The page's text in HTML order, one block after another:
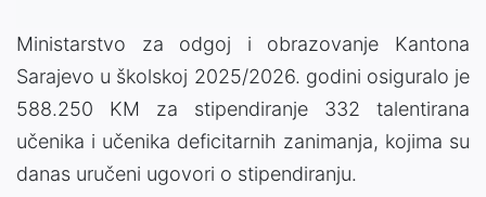
Ministarstvo za odgoj i obrazovanje Kantona
Sarajevo u školskoj 2025/2026. godini osiguralo je
588.250 KM za stipendiranje 332 talentirana
učenika i učenika deficitarnih zanimanja, kojima su
danas uručeni ugovori o stipendiranju.